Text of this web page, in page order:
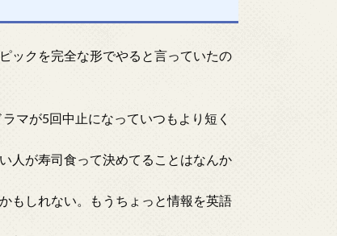
ックを完全な形でやると言っていたの
マが5回中止になっていつもより短く
人が寿司食って決めてることはなんか
もしれない。もうちょっと情報を英語